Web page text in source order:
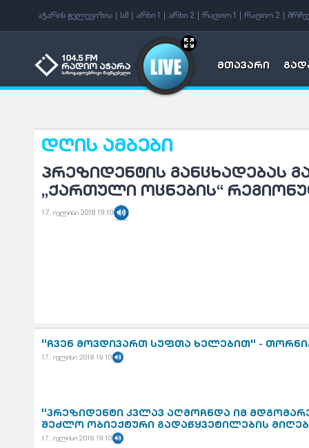
აჭარის ტელევიზია სმ არხი 1 არხი 2 რადიო 1 რადიო 2
მთავარი
დღის ამბები
პრეზიდენტის განცხადებას
„ქართული ოცნების“
17, ივლისი 2018 19:10
''ჩვენ მოვდივართ სუფთა ხელებით'' -
17, ივლისი 2018 19:10
''პრეზიდენტი კვლავ აღმოჩნდა იმ
შეძლო ობიექტური გადაწყვეტილების
17, ივლისი 2018 19:10